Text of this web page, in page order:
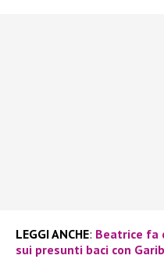
LEGGI ANCHE: Beatrice fa
sui presunti baci con